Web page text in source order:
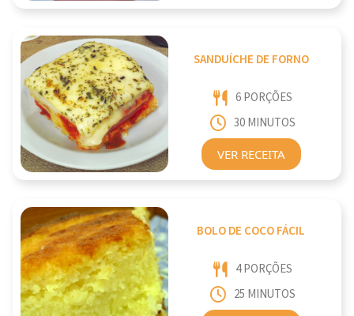
SANDUÍCHE DE FORNO
6 PORÇÕES
30 MINUTOS
VER RECEITA
BOLO DE COCO FÁCIL
4 PORÇÕES
25 MINUTOS